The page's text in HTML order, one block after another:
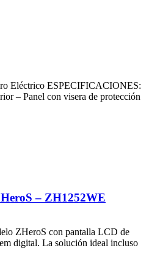
Eléctrico ESPECIFICACIONES:
– Panel con visera de protección
– ZH1252WE
ZHeroS con pantalla LCD de
digital. La solución ideal incluso